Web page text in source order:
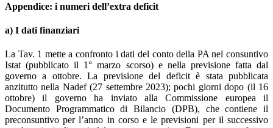
Appendice: i numeri dell’extra deficit
a) I dati finanziari
La Tav. 1 mette a confronto i dati del conto della PA nel consuntivo
Istat (pubblicato il 1° marzo scorso) e nella previsione fatta dal
governo a ottobre. La previsione del deficit è stata pubblicata
anzitutto nella Nadef (27 settembre 2023); pochi giorni dopo (il 16
ottobre) il governo ha inviato alla Commissione europea il
Documento Programmatico di Bilancio (DPB), che contiene il
preconsuntivo per l’anno in corso e le previsioni per il successivo